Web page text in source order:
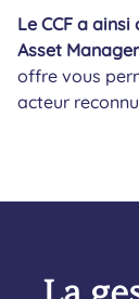
Le CCF a
Asset
offre vous
acteur